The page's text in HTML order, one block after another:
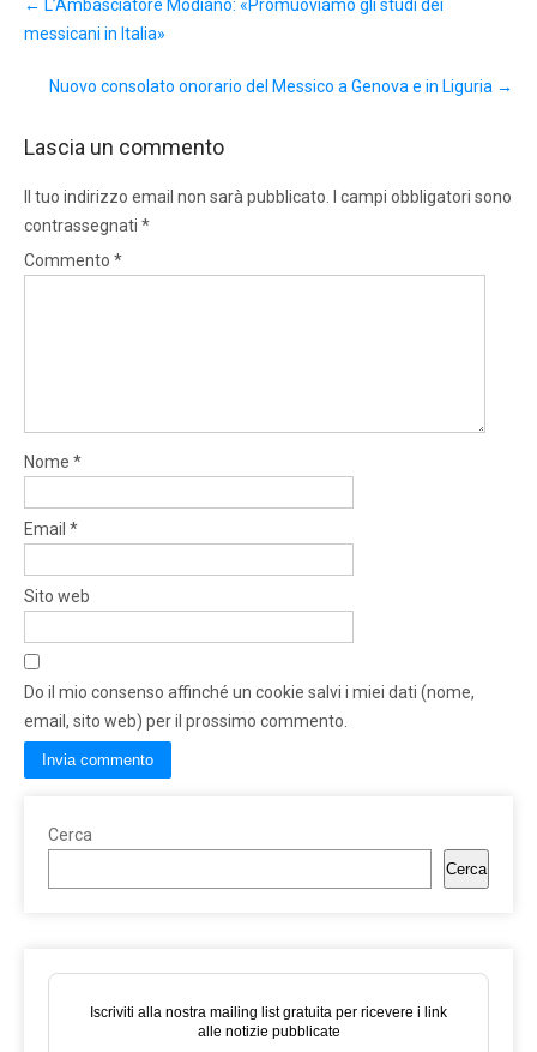
navigation
← L’Ambasciatore Modiano: «Promuoviamo gli studi dei
messicani in Italia»
Nuovo consolato onorario del Messico a Genova e in Liguria →
Lascia un commento
Il tuo indirizzo email non sarà pubblicato.
I campi obbligatori sono
contrassegnati *
Commento *
Nome *
Email *
Sito web
Do il mio consenso affinché un cookie salvi i miei dati (nome,
email, sito web) per il prossimo commento.
Cerca
Cerca
Iscriviti alla nostra mailing list gratuita per ricevere i link
alle notizie pubblicate